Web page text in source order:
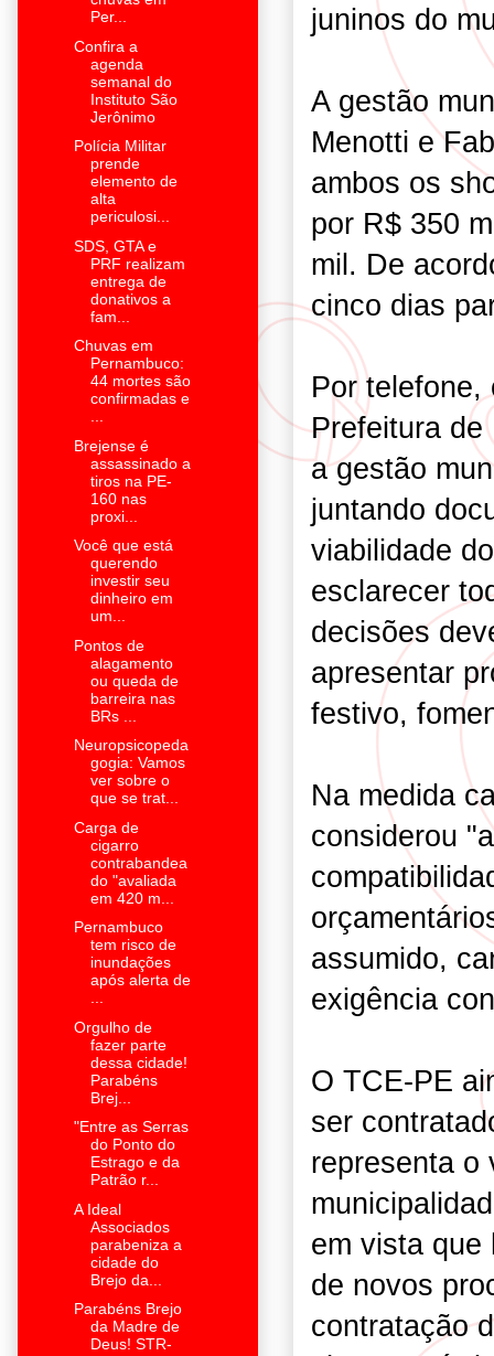
juninos do
A gestão
Menotti e
ambos os
por R$ 350
mil. De
cinco dias
Por telefone,
Prefeitura de
a gestão
juntando
viabilidade
esclarecer
decisões
apresentar
festivo,
Na medida
considerou
assumido,
exigência
O TCE-PE
ser
representa o
em vista que
de novos
contratação
Per...
Confira a
agenda
semanal do
Instituto São
Jerônimo
Polícia Militar
prende
elemento de
alta
periculosi...
SDS, GTA e
PRF realizam
entrega de
donativos a
fam...
Chuvas em
Pernambuco:
44 mortes são
confirmadas e
...
Brejense é
assassinado a
tiros na PE-
160 nas
proxi...
Você que está
querendo
investir seu
dinheiro em
um...
Pontos de
alagamento
ou queda de
barreira nas
BRs ...
Neuropsicopeda
gogia: Vamos
ver sobre o
que se trat...
Carga de
cigarro
contrabandea
do "avaliada
em 420 m...
Pernambuco
tem risco de
inundações
após alerta de
...
Orgulho de
fazer parte
dessa cidade!
Parabéns
Brej...
"Entre as Serras
do Ponto do
Estrago e da
Patrão r...
A Ideal
Associados
parabeniza a
cidade do
Brejo da...
Parabéns Brejo
da Madre de
Deus! STR-